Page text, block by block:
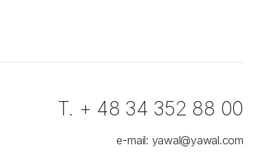
T. + 48 34 352 88 00
e-mail: yawal@yawal.com